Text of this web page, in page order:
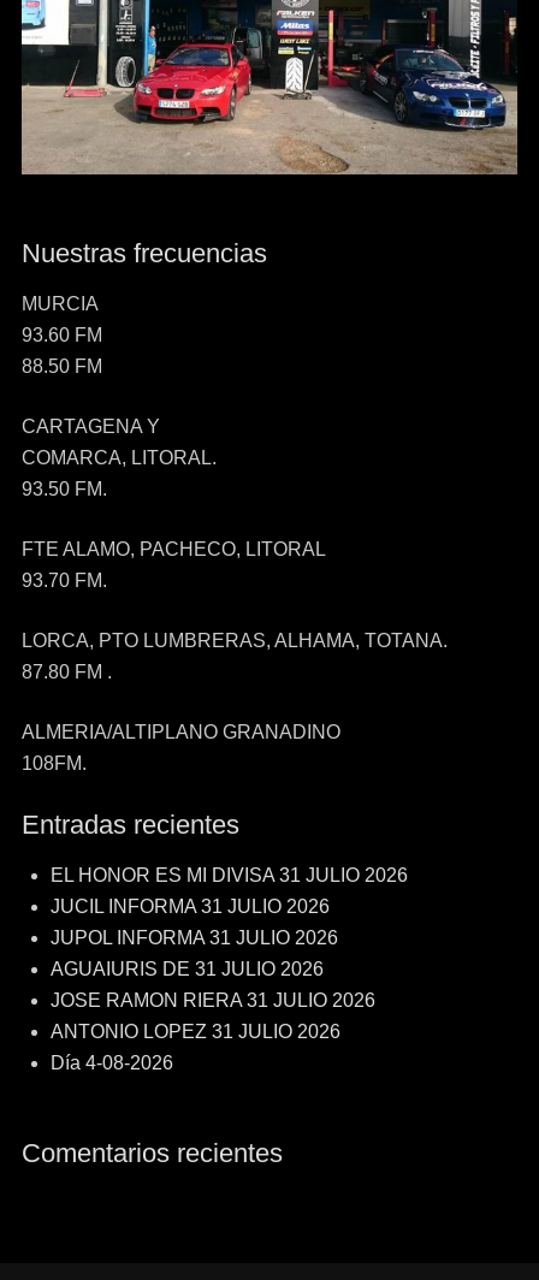
Nuestras frecuencias
MURCIA
93.60 FM
88.50 FM
CARTAGENA Y
COMARCA, LITORAL.
93.50 FM.
FTE ALAMO, PACHECO, LITORAL
93.70 FM.
LORCA, PTO LUMBRERAS, ALHAMA, TOTANA.
87.80 FM .
ALMERIA/ALTIPLANO GRANADINO
108FM.
Entradas recientes
EL HONOR ES MI DIVISA 31 JULIO 2026
JUCIL INFORMA 31 JULIO 2026
JUPOL INFORMA 31 JULIO 2026
AGUAIURIS DE 31 JULIO 2026
JOSE RAMON RIERA 31 JULIO 2026
ANTONIO LOPEZ 31 JULIO 2026
Día 4-08-2026
Comentarios recientes